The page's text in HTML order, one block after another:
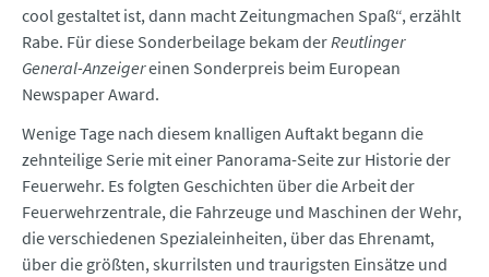
cool gestaltet ist, dann macht Zeitungmachen Spaß“, erzählt
Rabe. Für diese Sonderbeilage bekam derReutlinger
General-Anzeigereinen Sonderpreis beim European
Newspaper Award.
Wenige Tage nach diesem knalligen Auftakt begann die
zehnteilige Serie mit einer Panorama-Seite zur Historie der
Feuerwehr. Es folgten Geschichten über die Arbeit der
Feuerwehrzentrale, die Fahrzeuge und Maschinen der Wehr,
die verschiedenen Spezialeinheiten, über das Ehrenamt,
über die größten, skurrilsten und traurigsten Einsätze und